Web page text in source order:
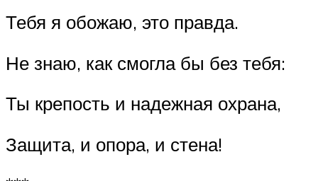
Тебя я обожаю, это правда.
Не знаю, как смогла бы без тебя:
Ты крепость и надежная охрана,
Защита, и опора, и стена!